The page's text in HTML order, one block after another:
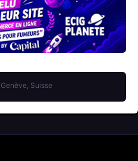
Genève, Suisse